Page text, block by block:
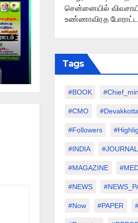
!
சென்னையில்
உண்ணாவிரத
Tags
#BOOK
#CMO
#followers
#INDIA
#MAGAZINE
#NEWS
#Now #PAPER